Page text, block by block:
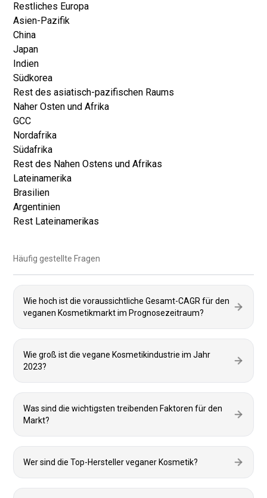
Restliches Europa
Asien-Pazifik
China
Japan
Indien
Südkorea
Rest des asiatisch-pazifischen Raums
Naher Osten und Afrika
GCC
Nordafrika
Südafrika
Rest des Nahen Ostens und Afrikas
Lateinamerika
Brasilien
Argentinien
Rest Lateinamerikas
Häufig gestellte Fragen
Wie hoch ist die voraussichtliche Gesamt-CAGR für den
veganen Kosmetikmarkt im Prognosezeitraum?
Wie groß ist die vegane Kosmetikindustrie im Jahr
2023?
Was sind die wichtigsten treibenden Faktoren für den
Markt?
Wer sind die Top-Hersteller veganer Kosmetik?